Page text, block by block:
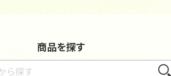
商品を探す
さが